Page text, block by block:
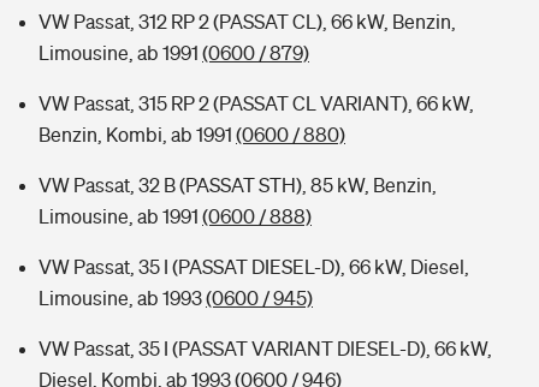
VW Passat, 312 RP 2 (PASSAT CL), 66 kW, Benzin,
Limousine, ab 1991 (0600 / 879)
VW Passat, 315 RP 2 (PASSAT CL VARIANT), 66 kW,
Benzin, Kombi, ab 1991 (0600 / 880)
VW Passat, 32 B (PASSAT STH), 85 kW, Benzin,
Limousine, ab 1991 (0600 / 888)
VW Passat, 35 I (PASSAT DIESEL-D), 66 kW, Diesel,
Limousine, ab 1993(0600 / 945)
VW Passat, 35 I (PASSAT VARIANT DIESEL-D), 66 kW,
Diesel, Kombi, ab 1993(0600 / 946)